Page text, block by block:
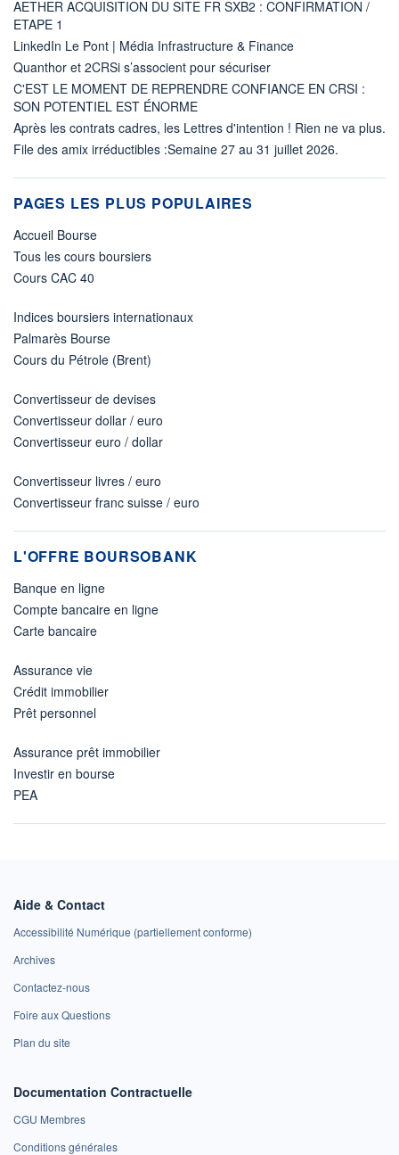
AETHER ACQUISITION DU SITE FR SXB2 : CONFIRMATION /
ETAPE 1
LinkedIn Le Pont | Média Infrastructure & Finance
Quanthor et 2CRSi s’associent pour sécuriser
C'EST LE MOMENT DE REPRENDRE CONFIANCE EN CRSI :
SON POTENTIEL EST ÉNORME
Après les contrats cadres, les Lettres d'intention ! Rien ne va plus.
File des amix irréductibles :Semaine 27 au 31 juillet 2026.
PAGES LES PLUS POPULAIRES
Accueil Bourse
Tous les cours boursiers
Cours CAC 40
Indices boursiers internationaux
Palmarès Bourse
Cours du Pétrole (Brent)
Convertisseur de devises
Convertisseur dollar / euro
Convertisseur euro / dollar
Convertisseur livres / euro
Convertisseur franc suisse / euro
L'OFFRE BOURSOBANK
Banque en ligne
Compte bancaire en ligne
Carte bancaire
Assurance vie
Crédit immobilier
Prêt personnel
Assurance prêt immobilier
Investir en bourse
PEA
Aide & Contact
Accessibilité Numérique (partiellement conforme)
Archives
Contactez-nous
Foire aux Questions
Plan du site
Documentation Contractuelle
CGU Membres
Conditions générales